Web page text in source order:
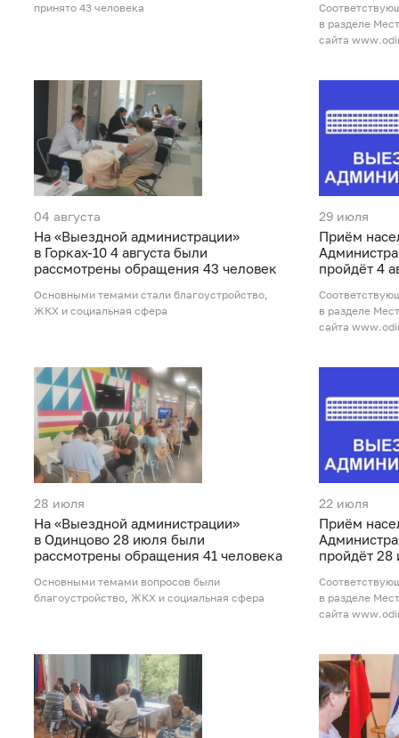
принято 43 человека
в разделе
сайта
04 августа
На «Выездной администрации»
в Горках-10 4 августа были
рассмотрены обращения 43 человек
Основными темами стали благоустройство,
ЖКХ и социальная сфера
29 июля
Приём
пройдёт 4
в разделе
сайта
28 июля
На «Выездной администрации»
в Одинцово 28 июля были
рассмотрены обращения 41 человека
Основными темами вопросов были
благоустройство, ЖКХ и социальная сфера
22 июля
Приём
пройдёт
в разделе
сайта